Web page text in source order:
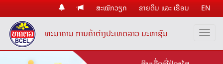
ສະໝັກວຽກ ຂາຍດິນ ແລະ ເຮືອນ EN
ທະນາຄານ ການຄ້າຕ່າງປະເທດລາວ ມະຫາຊົນ